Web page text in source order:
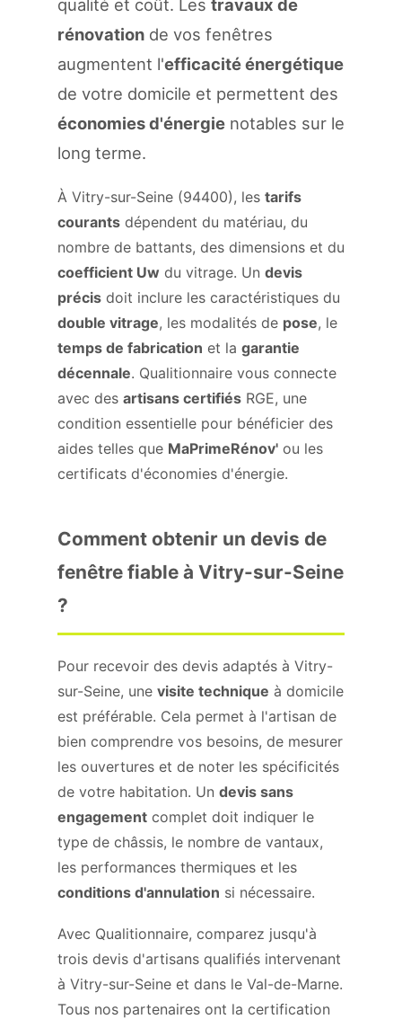
qualité et coût. Les travaux de
rénovation de vos fenêtres
augmentent l'efficacité énergétique
de votre domicile et permettent des
économies d'énergie notables sur le
long terme.
À Vitry-sur-Seine (94400), les tarifs
courants dépendent du matériau, du
nombre de battants, des dimensions et du
coefficient Uw du vitrage. Un devis
précis doit inclure les caractéristiques du
double vitrage, les modalités de pose, le
temps de fabrication et la garantie
décennale. Qualitionnaire vous connecte
avec des artisans certifiés RGE, une
condition essentielle pour bénéficier des
aides telles que MaPrimeRénov' ou les
certificats d'économies d'énergie.
Comment obtenir un devis de
fenêtre fiable à Vitry-sur-Seine
?
Pour recevoir des devis adaptés à Vitry-
sur-Seine, une visite technique à domicile
est préférable. Cela permet à l'artisan de
bien comprendre vos besoins, de mesurer
les ouvertures et de noter les spécificités
de votre habitation. Un devis sans
engagement complet doit indiquer le
type de châssis, le nombre de vantaux,
les performances thermiques et les
conditions d'annulation si nécessaire.
Avec Qualitionnaire, comparez jusqu'à
trois devis d'artisans qualifiés intervenant
à Vitry-sur-Seine et dans le Val-de-Marne.
Tous nos partenaires ont la certification